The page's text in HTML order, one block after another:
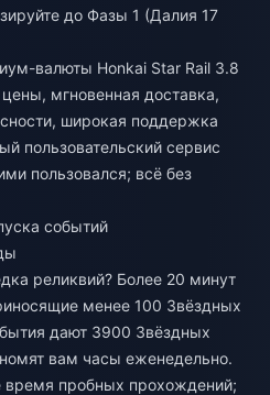
до Фазы 1 (Далия 17
валюты Honkai Star Rail 3.8
мгновенная доставка,
широкая поддержка
пользовательский сервис
пользовался; всё без
событий
реликвий? Более 20 минут
менее 100 Звёздных
дают 3900 Звёздных
вам часы еженедельно.
время пробных прохождений;